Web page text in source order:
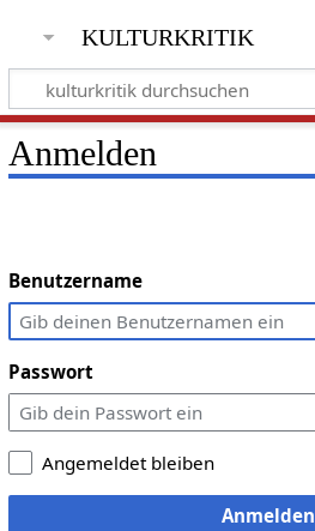
kulturkritik
Anmelden
Benutzername
Passwort
Angemeldet bleiben
Anmelden